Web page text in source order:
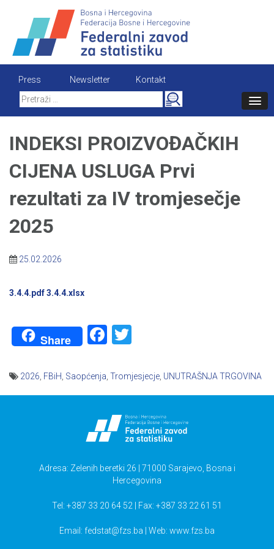
content
Press Newsletter
Kontakt
Search
for:
INDEKSI PROIZVOĐAČKIH
CIJENA USLUGA Prvi
rezultati za IV tromjesečje
2025
25.02.2026
3.4.4.pdf3.4.4.xlsx
Share Facebook
2026 FBiH Saopćenja Tromjesjecje UNUTRAŠNJA TRGOVINA
Adresa: Zelenih beretki 26 | 71000 Sarajevo, Bosna i
Hercegovina
Tel: +387 33 20 64 52 | Fax: +387 33 22 61 51
Email: fedstat@fzs.ba | Web: www.fzs.ba